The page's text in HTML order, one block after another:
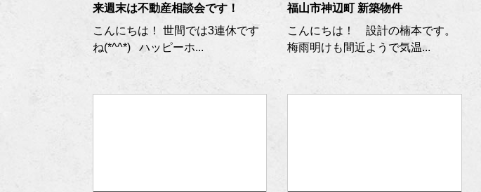
来週末は不動産相談会です！
こんにちは！ 世間では3連休です
ね(*^^*) ハッピーホ...
福山市神辺町 新築物件
こんにちは！ 設計の楠本です。
梅雨明けも間近ようで気温...